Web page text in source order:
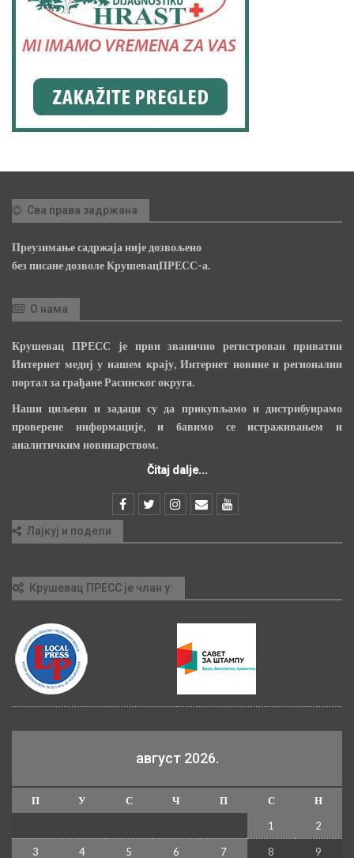
Сва права задржана
Преузимање садржаја није дозвољено
без писане дозволе КрушевацПРЕСС-а.
О нама
Крушевац ПРЕСС је први званично регистрован приватни
Интернет медиј у нашем крају, Интернет новине и регионални
портал за грађане Расинског округа.
Наши циљеви и задаци су да прикупљамо и дистрибуирамо
проверене информације, и бавимо се истраживањем и
аналитичким новинарством.
Čitaj dalje...
Лајкуј и подели
Крушевац ПРЕСС је члан у:
август 2026.
П У С Ч П С
Н
1
2
3 4 5 6 7 8 9